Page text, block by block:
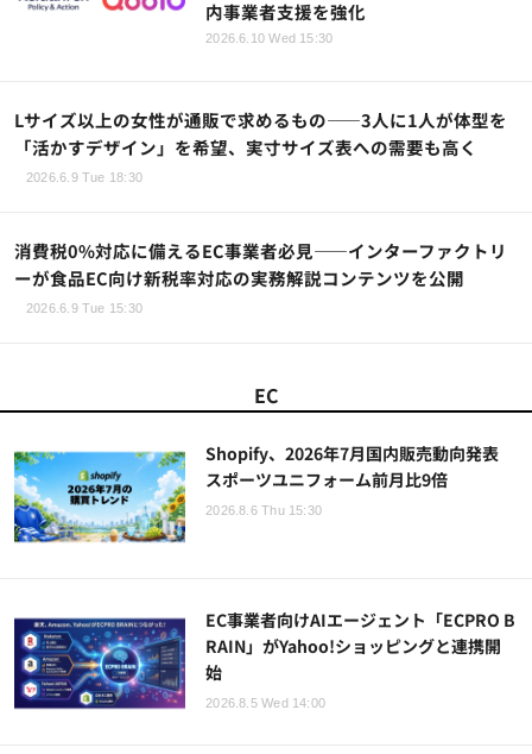
内事業者支援を強化
2026.6.10 Wed 15:30
Lサイズ以上の女性が通販で求めるもの——3人に1人が体型を
「活かすデザイン」を希望、実寸サイズ表への需要も高く
2026.6.9 Tue 18:30
消費税0%対応に備えるEC事業者必見――インターファクトリ
ーが食品EC向け新税率対応の実務解説コンテンツを公開
2026.6.9 Tue 15:30
EC
Shopify、2026年7月国内販売動向発表
スポーツユニフォーム前月比9倍
2026.8.6 Thu 15:30
EC事業者向けAIエージェント「ECPRO B
RAIN」がYahoo!ショッピングと連携開
始
2026.8.5 Wed 14:00